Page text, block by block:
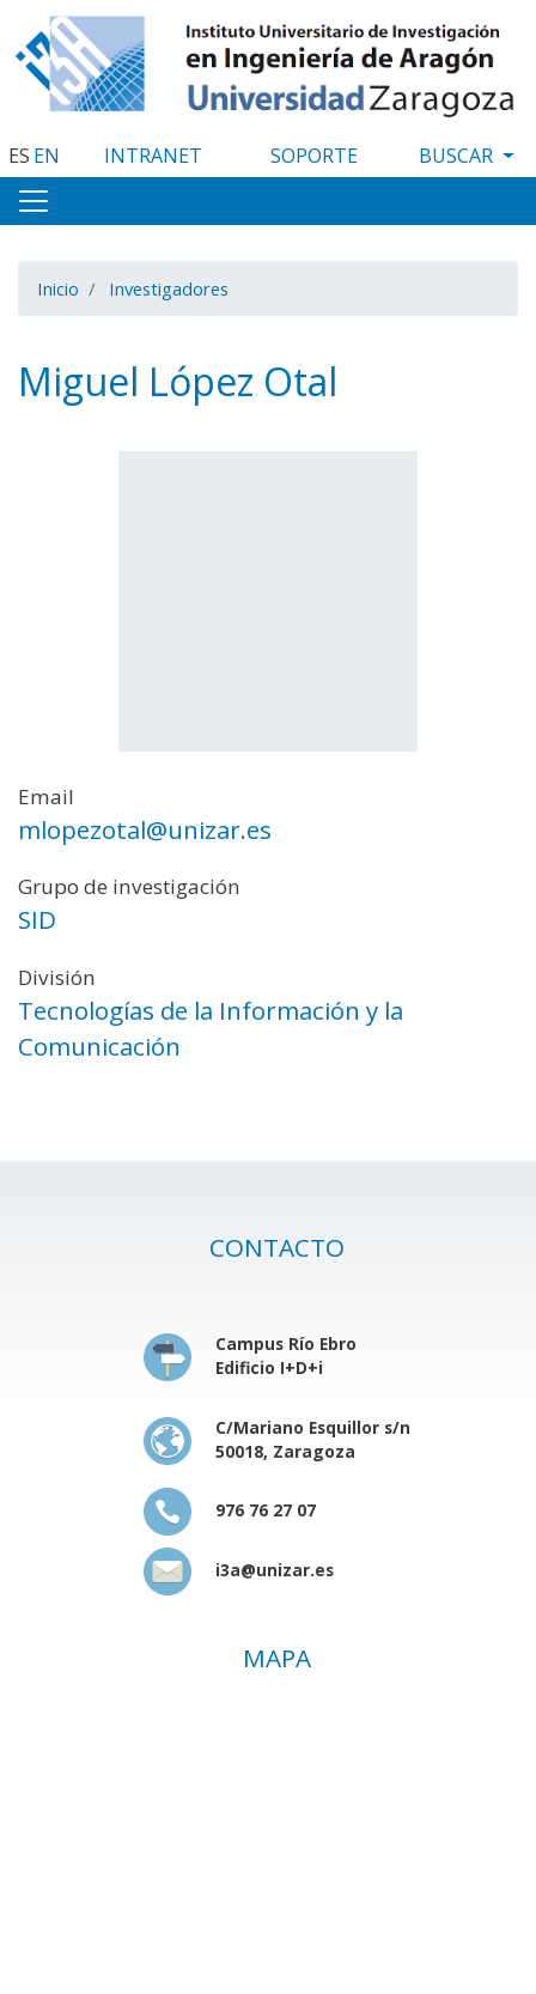
al
contenido
principal
ES EN INTRANET SOPORTE
Inicio Investigadores
Miguel López Otal
Email
mlopezotal@unizar.es
Grupo de investigación
SID
División
Tecnologías de la Información y la
Comunicación
CONTACTO
Campus Río Ebro
Edificio I+D+i
C/Mariano Esquillor s/n
50018, Zaragoza
976 76 27 07
i3a@unizar.es
MAPA